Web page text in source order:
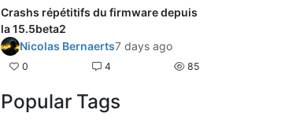
Crashs répétitifs du firmware depuis
la 15.5beta2
Nicolas Bernaerts7 days ago
0 4 85
Popular Tags